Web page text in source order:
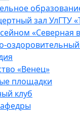
зал УлГТУ
«Северная
оздоровительный
«Венец»
площадки
клуб